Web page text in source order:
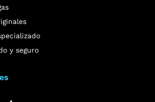
y seguro